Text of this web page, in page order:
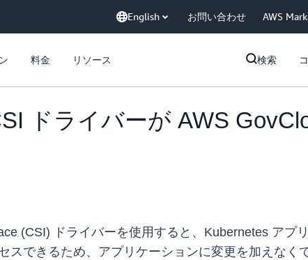
English お問い合わせ AWS
料金 リソース 検索
ドライバーが AWS
(CSI) ドライバーを使用すると、Kubernetes アプ
スできるため、アプリケーションに変更を加えなく